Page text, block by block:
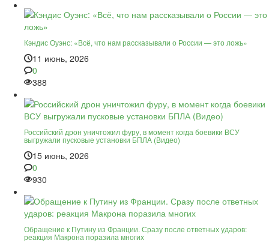
Кэндис Оуэнс: «Всё, что нам рассказывали о России — это ложь»
11 июнь, 2026
0
388
Российский дрон уничтожил фуру, в момент когда боевики ВСУ
выгружали пусковые установки БПЛА (Видео)
15 июнь, 2026
0
930
Обращение к Путину из Франции. Сразу после ответных ударов:
реакция Макрона поразила многих